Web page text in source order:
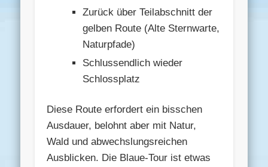
Zurück über Teilabschnitt der
gelben Route (Alte Sternwarte,
Naturpfade)
Schlussendlich wieder
Schlossplatz
Diese Route erfordert ein bisschen
Ausdauer, belohnt aber mit Natur,
Wald und abwechslungsreichen
Ausblicken. Die Blaue-Tour ist etwas